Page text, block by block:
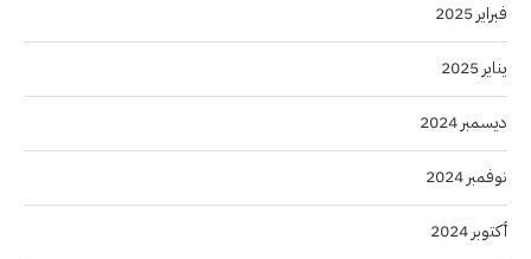
فبراير 2025
يناير 2025
ديسمبر 2024
نوفمبر 2024
أكتوبر 2024